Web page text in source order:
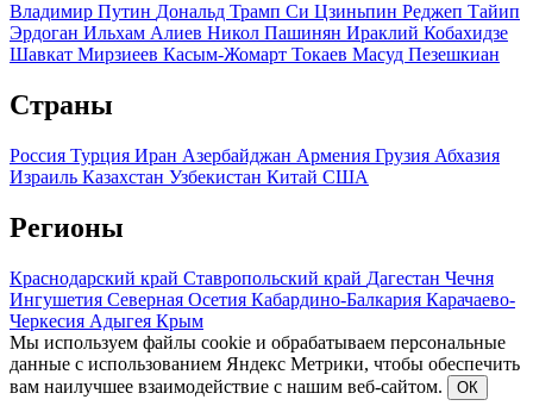
Владимир Путин Дональд Трамп Си Цзиньпин Реджеп Тайип
Эрдоган Ильхам Алиев Никол Пашинян Ираклий Кобахидзе
Шавкат Мирзиеев Касым-Жомарт Токаев Масуд Пезешкиан
Страны
Россия Турция Иран Азербайджан Армения Грузия Абхазия
Израиль Казахстан Узбекистан Китай США
Регионы
Краснодарский край Ставропольский край Дагестан Чечня
Ингушетия Северная Осетия Кабардино-Балкария Карачаево-
Черкесия Адыгея Крым
Мы используем файлы cookie и обрабатываем персональные
данные с использованием Яндекс Метрики, чтобы обеспечить
вам наилучшее взаимодействие с нашим веб-сайтом.
ОК